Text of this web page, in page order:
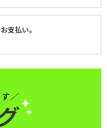
支払い。